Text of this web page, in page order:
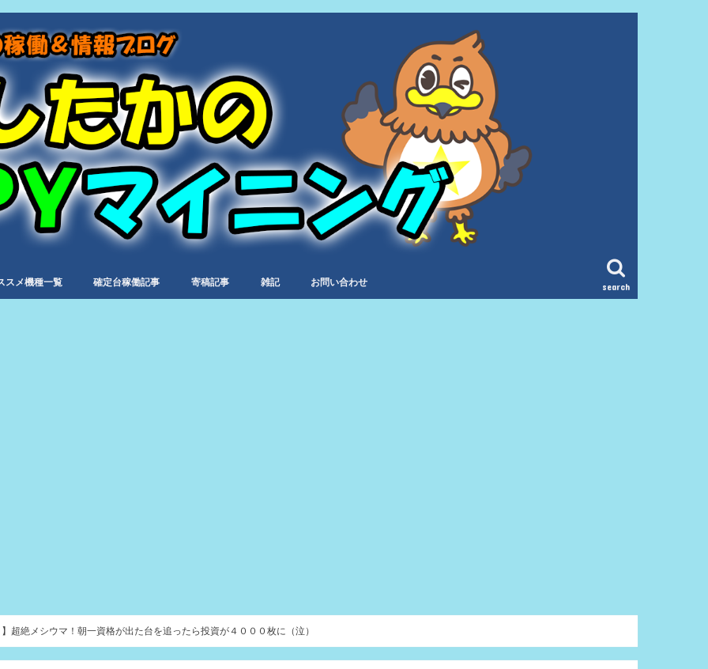
search
スメ機種一覧 確定台稼働記事 寄稿記事 雑記 お問い合わせ
超絶メシウマ！朝一資格が出た台を追ったら投資が４０００枚に（泣）